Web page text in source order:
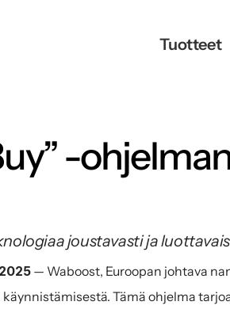
Tuotteet
-
joustavasti ja
— Waboost, Euroopan johtava
käynnistämisestä. Tämä ohjelma